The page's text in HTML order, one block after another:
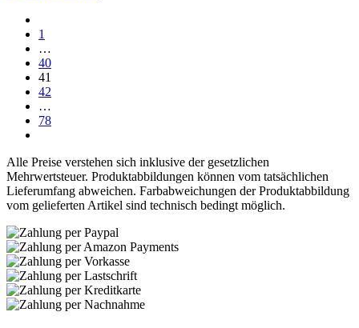
1
…
40
41
42
…
78
Alle Preise verstehen sich inklusive der gesetzlichen
Mehrwertsteuer. Produktabbildungen können vom tatsächlichen
Lieferumfang abweichen. Farbabweichungen der Produktabbildung
vom gelieferten Artikel sind technisch bedingt möglich.